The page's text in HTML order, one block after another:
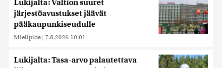
Lukijalta: Valtion suuret
järjestöavustukset jäävät
pääkaupunkiseudulle
Mielipide | 7.8.2026 10:01
Lukijalta: Tasa-arvo palautettava